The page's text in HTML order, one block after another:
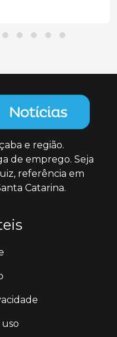
e região.
de emprego. Seja
referência em
Catarina.